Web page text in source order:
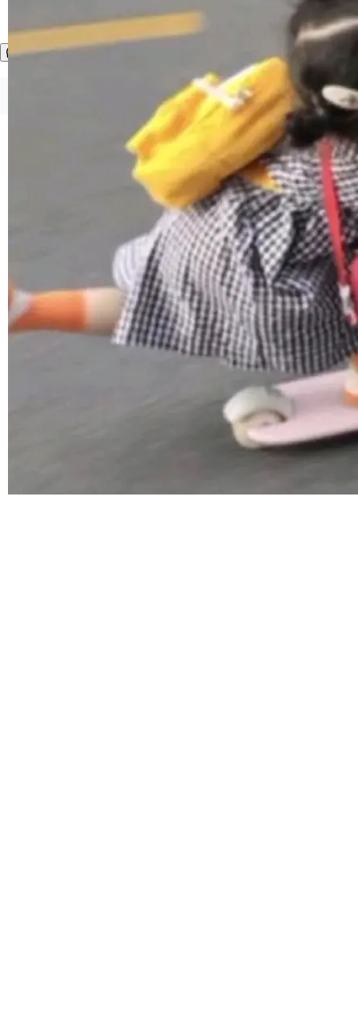
质的最低采样率）的音频格式将被拒绝 修复了 C
SS 圆角虚线样式中可能存在的问题 如果表单中
的图像元素不在同一个子树中，则它们将不再关
最强的若干项。对于尚未正式发版的 PG 19，则
通过拉取过去一年内（从 PG 18 Beta1 时间点
至今）的所有 commit，同样交由 AI 分析提炼。
经过人工复核，准确度令人满意。这一方法也为
社区爱好者提供了高效跟踪新版本的思路。
©OSCHINA(OSChina.NET) 京ICP备2025119063号